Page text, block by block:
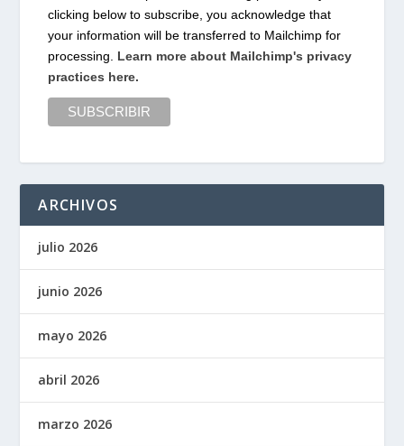
clicking below to subscribe, you acknowledge that
your information will be transferred to Mailchimp for
processing. Learn more about Mailchimp's privacy
practices here.
ARCHIVOS
julio 2026
junio 2026
mayo 2026
abril 2026
marzo 2026